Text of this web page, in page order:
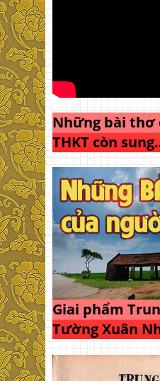
Những bài
THKT còn
Giai phẩm
Tường Xuân